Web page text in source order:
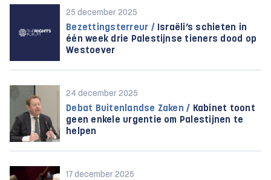
25 december 2025
Bezettingsterreur / Israëli’s schieten in
één week drie Palestijnse tieners dood op
Westoever
24 december 2025
Debat Buitenlandse Zaken / Kabinet toont
geen enkele urgentie om Palestijnen te
helpen
17 december 2025